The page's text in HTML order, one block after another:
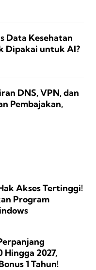
Data Kesehatan
Dipakai untuk AI?
DNS, VPN, dan
Pembajakan,
Akses Tertinggi!
Program
Hingga 2027,
1 Tahun!